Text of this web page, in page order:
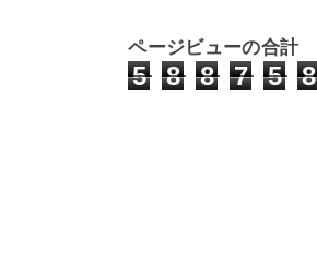
ページビューの合計
5 8 8 7 5 8